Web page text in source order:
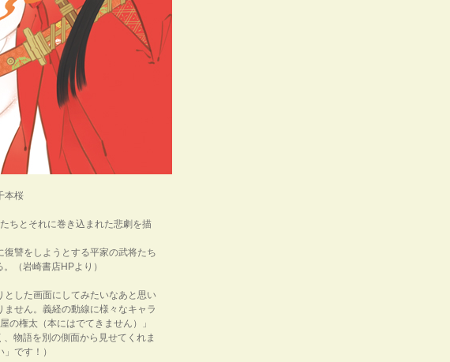
本桜
ちとそれに巻き込まれた悲劇を描
讐をしようとする平家の武将たち
（岩崎書店HPより）
した画面にしてみたいなあと思い
せん。義経の動線に様々なキャラ
の権太（本にはでてきません）」
物語を別の側面から見せてくれま
です！）